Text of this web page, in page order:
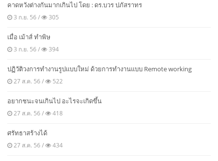
คาดหวังต่างกันมากเกินไป โดย : ดร.บวร ปภัสราทร
3 ก.ย. 56 / 305
เมื่อ เม้าส์ ทำพิษ
3 ก.ย. 56 / 394
ปฏิวัติวงการทำงานรูปแบบใหม่ ด้วยการทำงานแบบ Remote working
27 ส.ค. 56 / 522
อยากชนะจนเกินไป อะไรจะเกิดขึ้น
27 ส.ค. 56 / 418
ศรัทธาสร้างได้
27 ส.ค. 56 / 434